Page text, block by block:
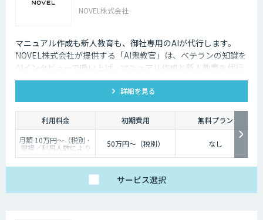
NOVEL株式会社
マニュアル作成も新人教育も、御社専用のAIが代行します。
NOVEL株式会社が提供する「AI鬼教官」は、ベテランの知識を
AIインタビューで吸い上げ、マニュアル作成と新人教育を代行
するAI教育係です。24時間・出典つきで新人の質問に答えま
詳細を見る
利用料金 初期費用
無料プラン
月額 10万円〜（税別・
規模／利用人数により
個別見積）
50万円〜（税別） なし
サービス選択